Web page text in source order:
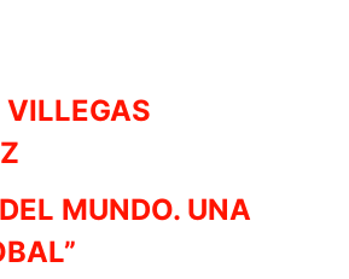
MUNDO. UNA